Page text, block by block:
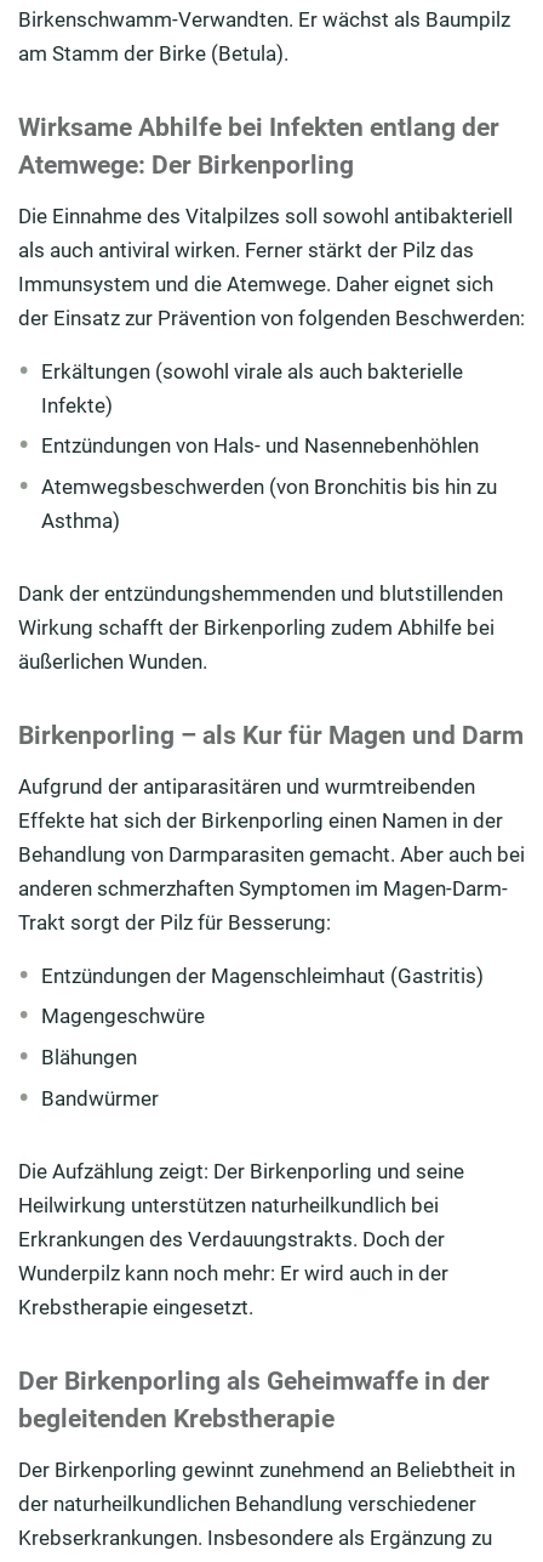
Birkenschwamm-Verwandten. Er wächst als Baumpilz
am Stamm der Birke (Betula).
Wirksame Abhilfe bei Infekten entlang der
Atemwege: Der Birkenporling
Die Einnahme des Vitalpilzes soll sowohl antibakteriell
als auch antiviral wirken. Ferner stärkt der Pilz das
Immunsystem und die Atemwege. Daher eignet sich
der Einsatz zur Prävention von folgenden Beschwerden:
Erkältungen (sowohl virale als auch bakterielle
Infekte)
Entzündungen von Hals- und Nasennebenhöhlen
Atemwegsbeschwerden (von Bronchitis bis hin zu
Asthma)
Dank der entzündungshemmenden und blutstillenden
Wirkung schafft der Birkenporling zudem Abhilfe bei
äußerlichen Wunden.
Birkenporling – als Kur für Magen und Darm
Aufgrund der antiparasitären und wurmtreibenden
Effekte hat sich der Birkenporling einen Namen in der
Behandlung von Darmparasiten gemacht. Aber auch bei
anderen schmerzhaften Symptomen im Magen-Darm-
Trakt sorgt der Pilz für Besserung:
Entzündungen der Magenschleimhaut (Gastritis)
Magengeschwüre
Blähungen
Bandwürmer
Die Aufzählung zeigt: Der Birkenporling und seine
Heilwirkung unterstützen naturheilkundlich bei
Erkrankungen des Verdauungstrakts. Doch der
Wunderpilz kann noch mehr: Er wird auch in der
Krebstherapie eingesetzt.
Der Birkenporling als Geheimwaffe in der
begleitenden Krebstherapie
Der Birkenporling gewinnt zunehmend an Beliebtheit in
der naturheilkundlichen Behandlung verschiedener
Krebserkrankungen. Insbesondere als Ergänzung zu